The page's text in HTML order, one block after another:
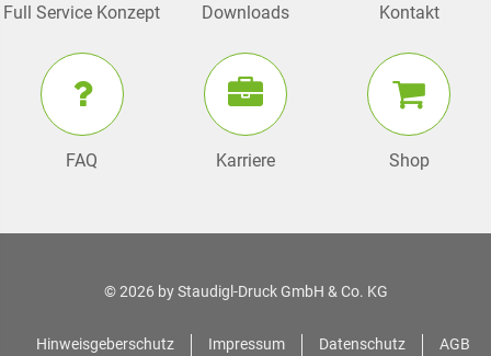
Full Service Konzept Downloads Kontakt
FAQ Karriere Shop
© 2026 byStaudigl-Druck GmbH & Co. KG
Hinweisgeberschutz Impressum Datenschutz AGB